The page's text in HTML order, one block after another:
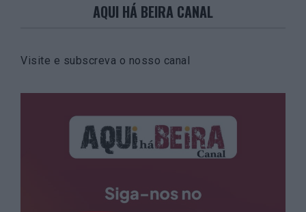
AQUI HÁ BEIRA CANAL
Visite e subscreva o nosso canal